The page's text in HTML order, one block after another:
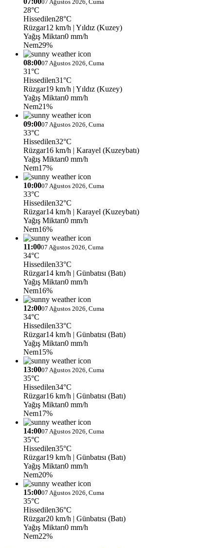
07 Ağustos 2026, Cuma
28°C
Hissedilen28°C
Rüzgar12 km/h | Yıldız (Kuzey)
Yağış Miktarı0 mm/h
Nem29%
08:0007 Ağustos 2026, Cuma
31°C
Hissedilen31°C
Rüzgar19 km/h | Yıldız (Kuzey)
Yağış Miktarı0 mm/h
Nem21%
09:0007 Ağustos 2026, Cuma
33°C
Hissedilen32°C
Rüzgar16 km/h | Karayel (Kuzeybatı)
Yağış Miktarı0 mm/h
Nem17%
10:0007 Ağustos 2026, Cuma
33°C
Hissedilen32°C
Rüzgar14 km/h | Karayel (Kuzeybatı)
Yağış Miktarı0 mm/h
Nem16%
11:0007 Ağustos 2026, Cuma
34°C
Hissedilen33°C
Rüzgar14 km/h | Günbatısı (Batı)
Yağış Miktarı0 mm/h
Nem16%
12:0007 Ağustos 2026, Cuma
34°C
Hissedilen33°C
Rüzgar14 km/h | Günbatısı (Batı)
Yağış Miktarı0 mm/h
Nem15%
13:0007 Ağustos 2026, Cuma
35°C
Hissedilen34°C
Rüzgar16 km/h | Günbatısı (Batı)
Yağış Miktarı0 mm/h
Nem17%
14:0007 Ağustos 2026, Cuma
35°C
Hissedilen35°C
Rüzgar19 km/h | Günbatısı (Batı)
Yağış Miktarı0 mm/h
Nem20%
15:0007 Ağustos 2026, Cuma
35°C
Hissedilen36°C
Rüzgar20 km/h | Günbatısı (Batı)
Yağış Miktarı0 mm/h
Nem22%